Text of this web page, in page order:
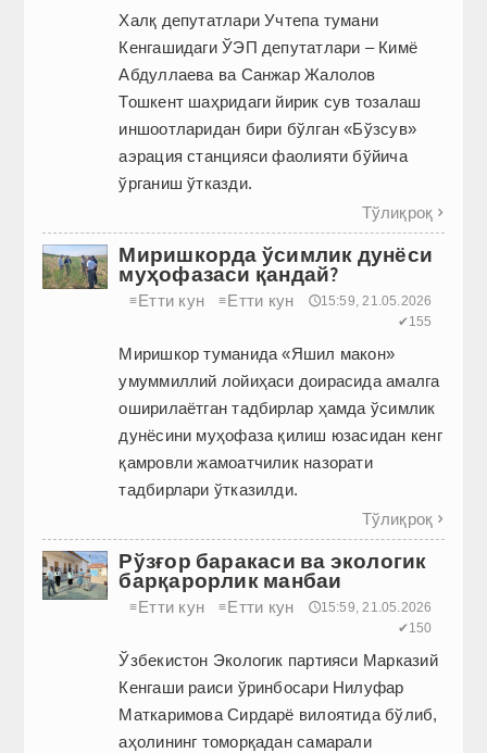
Халқ депутатлари Учтепа тумани
Кенгашидаги ЎЭП депутатлари – Кимё
Абдуллаева ва Санжар Жалолов
Тошкент шаҳридаги йирик сув тозалаш
иншоотларидан бири бўлган «Бўзсув»
аэрация станцияси фаолияти бўйича
ўрганиш ўтказди.
Тўлиқроқ 
Миришкорда ўсимлик дунёси
муҳофазаси қандай?
≡Етти кун ≡Етти кун
🕔15:59, 21.05.2026
✔155
Миришкор туманида «Яшил макон»
умуммиллий лойиҳаси доирасида амалга
оширилаётган тадбирлар ҳамда ўсимлик
дунёсини муҳофаза қилиш юзасидан кенг
қамровли жамоатчилик назорати
тадбирлари ўтказилди.
Тўлиқроқ 
Рўзғор баракаси ва экологик
барқарорлик манбаи
≡Етти кун ≡Етти кун
🕔15:59, 21.05.2026
✔150
Ўзбекистон Экологик партияси Марказий
Кенгаши раиси ўринбосари Нилуфар
Маткаримова Сирдарё вилоятида бўлиб,
аҳолининг томорқадан самарали